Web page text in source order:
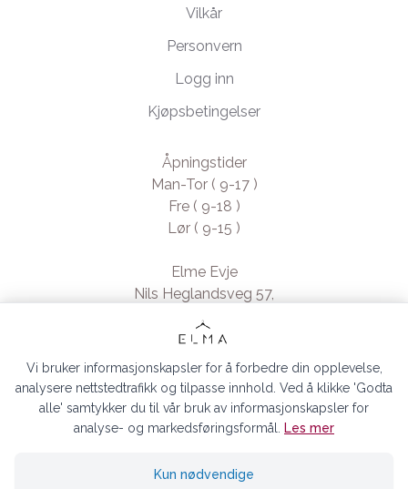
Vilkår
Personvern
Logg inn
Kjøpsbetingelser
Åpningstider
Man-Tor ( 9-17 )
Fre ( 9-18 )
Lør ( 9-15 )
Elme Evje
Nils Heglandsveg 57,
4735 Evje, Norway
- Org. nr. 923370994
Vi bruker informasjonskapsler for å forbedre din opplevelse,
analysere nettstedtrafikk og tilpasse innhold. Ved å klikke 'Godta
alle' samtykker du til vår bruk av informasjonskapsler for
analyse- og markedsføringsformål.
Les mer
Kun nødvendige